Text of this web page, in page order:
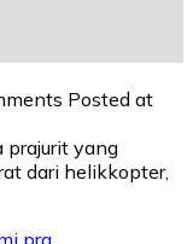
Posted at